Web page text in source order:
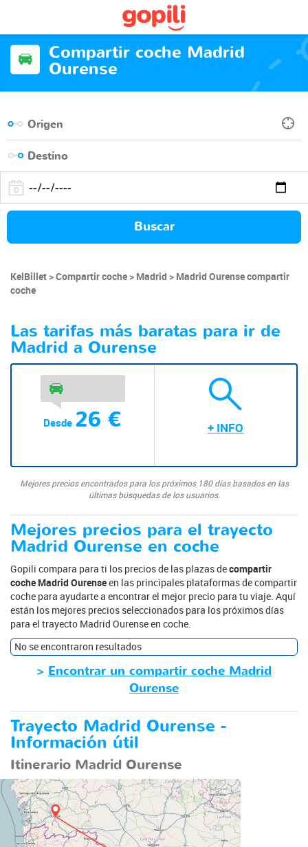
Compartir coche Madrid
Ourense
Buscar
KelBillet Compartir coche Madrid
Madrid Ourense compartir
coche
Las tarifas más baratas para ir de
Madrid a Ourense
Desde 26 € + INFO
Mejores precios encontrados para los próximos 180 días basados en las
últimas búsquedas de los usuarios.
Mejores precios para el trayecto
Madrid Ourense en coche
Gopili compara para ti los precios de las plazas decompartir
coche Madrid Ourenseen las principales plataformas de compartir
coche para ayudarte a encontrar el mejor precio para tu viaje. Aquí
están los mejores precios seleccionados para los próximos días
para el trayecto Madrid Ourense en coche.
No se encontraron resultados
> Encontrar un compartir coche Madrid
Ourense
Trayecto Madrid Ourense -
Información útil
Itinerario Madrid Ourense